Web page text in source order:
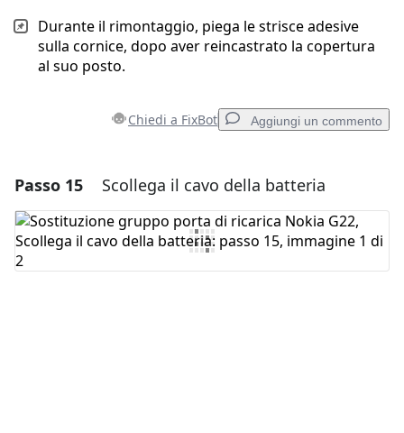
Durante il rimontaggio, piega le strisce adesive
sulla cornice, dopo aver reincastrato la copertura
al suo posto.
Chiedi a FixBot Aggiungi un commento
Aggiungi un commento
Aggiungi Commento
Passo 15 Scollega il cavo della batteria